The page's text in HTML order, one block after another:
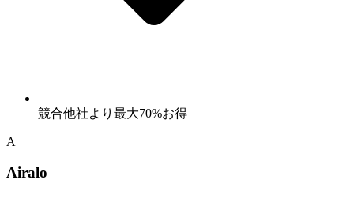
競合他社より最大70%お得
A
Airalo